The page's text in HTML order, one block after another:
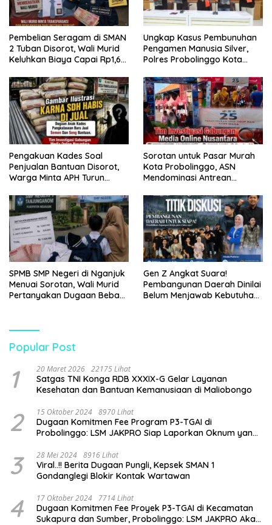
Pembelian Seragam di SMAN
2 Tuban Disorot, Wali Murid
Keluhkan Biaya Capai Rp1,6
Ungkap Kasus Pembunuhan
Pengamen Manusia Silver,
Polres Probolinggo Kota
Pengakuan Kades Soal
Penjualan Bantuan Disorot,
Warga Minta APH Turun
Sorotan untuk Pasar Murah
Kota Probolinggo, ASN
Mendominasi Antrean
SPMB SMP Negeri di Nganjuk
Menuai Sorotan, Wali Murid
Pertanyakan Dugaan Beban
Pendidikan
Gen Z Angkat Suara!
Pembangunan Daerah Dinilai
Belum Menjawab Kebutuhan
Popular Post
1 20 Maret 2026 22175 Lihat
Satgas TNI Konga RDB XXXIX-G Gelar Layanan
Kesehatan dan Bantuan Kemanusiaan di Maliobongo
2 15 Oktober 2024 8970 Lihat
Dugaan Komitmen Fee Program P3-TGAI di
Probolinggo: LSM JAKPRO Siap Laporkan Oknum yang
3 28 Mei 2024 8916 Lihat
Viral..!! Berita Dugaan Pungli, Kepsek SMAN 1
Gondanglegi Blokir Kontak Wartawan
4 17 Oktober 2024 7714 Lihat
Dugaan Komitmen Fee Proyek P3-TGAI di Kecamatan
Sukapura dan Sumber, Probolinggo: LSM JAKPRO Akan